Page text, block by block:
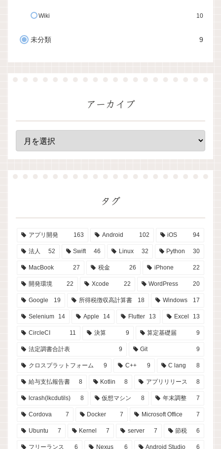
Wiki 10
未分類 9
アーカイブ
タグ
アプリ開発 163 Android 102 iOS 94
法人 52 Swift 46 Linux 32 Python 30
MacBook 27 税金 26 iPhone 22
開発環境 22 Xcode 22 WordPress 20
Google 19 所得税徴収高計算書 18 Windows 17
Selenium 14 Apple 14 Flutter 13 Excel 13
CircleCI 11 決算 9 算定基礎届 9
法定調書合計表 9 Git 9
クロスプラットフォーム 9 C++ 9 C lang 8
給与支払報告書 8 Kotlin 8 アプリリリース 8
lcrash(lkcdutils) 8 仮想マシン 8 年末調整 7
Cordova 7 Docker 7 Microsoft Office 7
Ubuntu 7 Kernel 7 server 7 節税 6
フリーランス 6 Nexus 6 Android Studio 6